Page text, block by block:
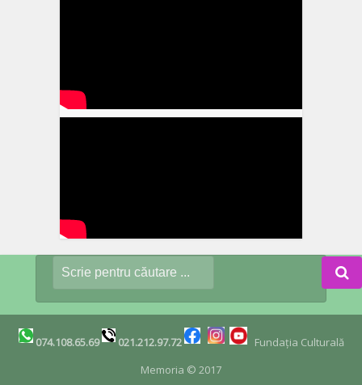
074.108.65.69 021.212.97.72
Fundația Culturală
Memoria © 2017